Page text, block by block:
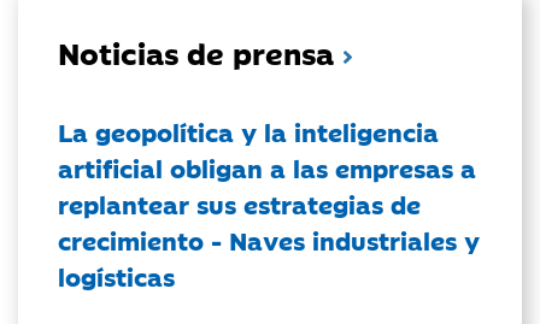
Noticias de prensa
La geopolítica y la inteligencia
artificial obligan a las empresas a
replantear sus estrategias de
crecimiento - Naves industriales y
logísticas